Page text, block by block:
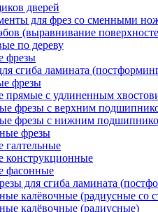
дверей
для фрез со сменными
(выравнивание
по дереву
фрезы
сгиба ламината
фрезы
прямые с удлиненным
фрезы с верхним
фрезы с нижним
фрезы
галтельные
конструкционные
фасонные
для сгиба ламината
калёвочные (радиусные со
калёвочные (радиусные)